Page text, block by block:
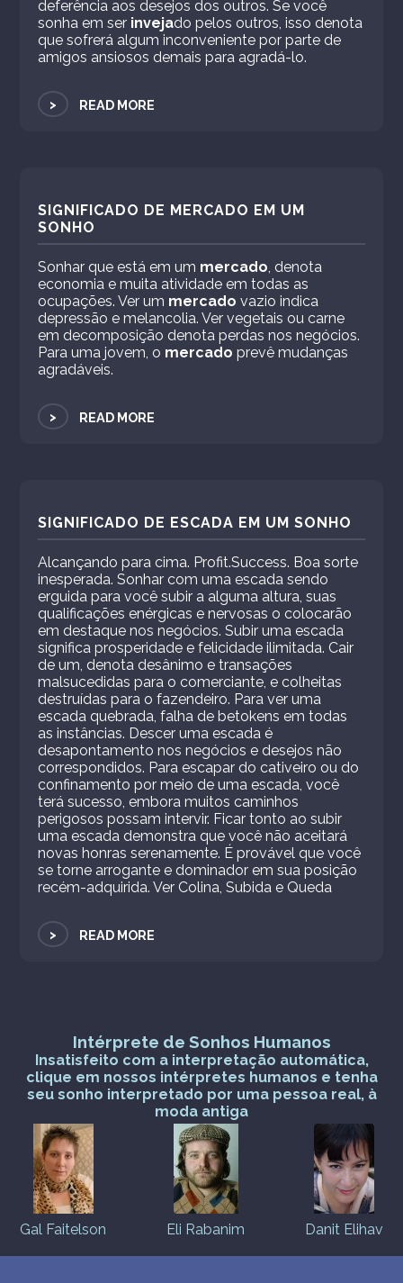
deferência aos desejos dos outros. Se você
sonha em ser invejado pelos outros, isso denota
que sofrerá algum inconveniente por parte de
amigos ansiosos demais para agradá-lo.
> READ MORE
SIGNIFICADO DE MERCADO EM UM
SONHO
Sonhar que está em um mercado, denota
economia e muita atividade em todas as
ocupações. Ver um mercado vazio indica
depressão e melancolia. Ver vegetais ou carne
em decomposição denota perdas nos negócios.
Para uma jovem, o mercado prevê mudanças
agradáveis.
> READ MORE
SIGNIFICADO DE ESCADA EM UM SONHO
Alcançando para cima. Profit.Success. Boa sorte
inesperada. Sonhar com uma escada sendo
erguida para você subir a alguma altura, suas
qualificações enérgicas e nervosas o colocarão
em destaque nos negócios. Subir uma escada
significa prosperidade e felicidade ilimitada. Cair
de um, denota desânimo e transações
malsucedidas para o comerciante, e colheitas
destruídas para o fazendeiro. Para ver uma
escada quebrada, falha de betokens em todas
as instâncias. Descer uma escada é
desapontamento nos negócios e desejos não
correspondidos. Para escapar do cativeiro ou do
confinamento por meio de uma escada, você
terá sucesso, embora muitos caminhos
perigosos possam intervir. Ficar tonto ao subir
uma escada demonstra que você não aceitará
novas honras serenamente. É provável que você
se torne arrogante e dominador em sua posição
recém-adquirida. Ver Colina, Subida e Queda
> READ MORE
Intérprete de Sonhos Humanos
Insatisfeito com a interpretação automática,
clique em nossos intérpretes humanos e tenha
seu sonho interpretado por uma pessoa real, à
moda antiga
Gal Faitelson Eli Rabanim Danit Elihav